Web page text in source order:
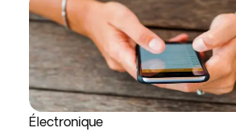
Électronique